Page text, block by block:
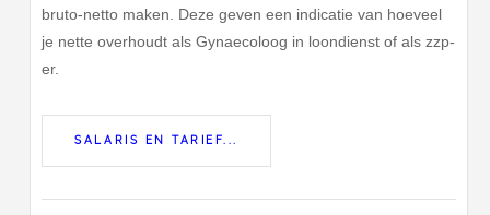
bruto-netto maken. Deze geven een indicatie van hoeveel
je nette overhoudt als Gynaecoloog in loondienst of als zzp-
er.
SALARIS EN TARIEF...